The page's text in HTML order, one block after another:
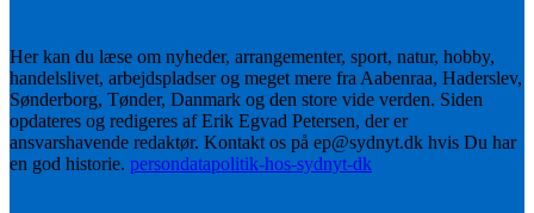
Her kan du læse om nyheder, arrangementer, sport, natur, hobby,
handelslivet, arbejdspladser og meget mere fra Aabenraa, Haderslev,
Sønderborg, Tønder, Danmark og den store vide verden. Siden
opdateres og redigeres af Erik Egvad Petersen, der er
ansvarshavende redaktør. Kontakt os på ep@sydnyt.dk hvis Du har
en god historie. persondatapolitik-hos-sydnyt-dk